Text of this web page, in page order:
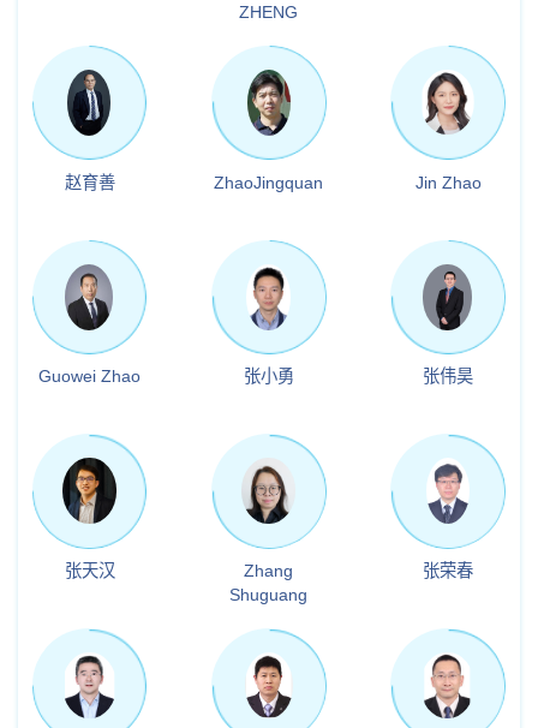
ZHENG
赵育善 ZhaoJingquan Jin Zhao
Guowei Zhao 张小勇 张伟昊
张天汉
Zhang
Shuguang
张荣春